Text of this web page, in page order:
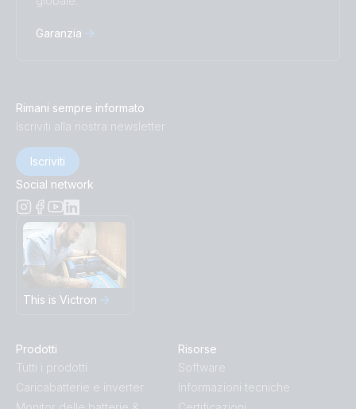
Garanzia
Rimani sempre informato
Iscriviti alla nostra newsletter
Iscriviti
Social network
This is Victron
Prodotti
Tutti i prodotti
Caricabatterie e inverter
Risorse
Software
Informazioni tecniche